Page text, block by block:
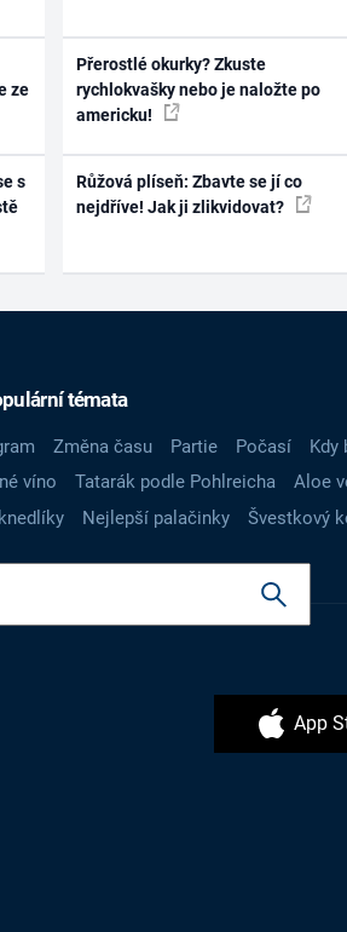
ze
s
Přerostlé okurky? Zkuste
rychlokvašky nebo je naložte po
americku!
Růžová plíseň: Zbavte se jí co
nejdříve! Jak ji zlikvidovat?
témata
Změna času Partie Počasí Kdy
víno Tatarák podle Pohlreicha Aloe
Nejlepší palačinky Švestkový
App